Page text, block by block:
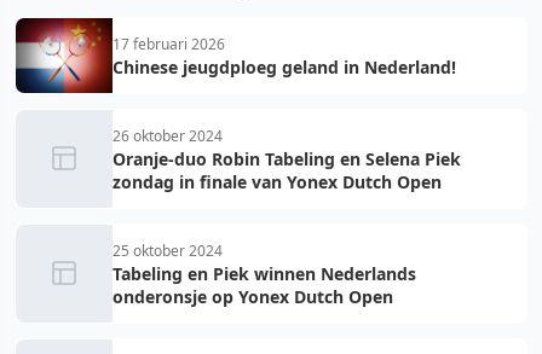
17 februari 2026
Chinese jeugdploeg geland in Nederland!
26 oktober 2024
Oranje-duo Robin Tabeling en Selena Piek
zondag in finale van Yonex Dutch Open
25 oktober 2024
Tabeling en Piek winnen Nederlands
onderonsje op Yonex Dutch Open